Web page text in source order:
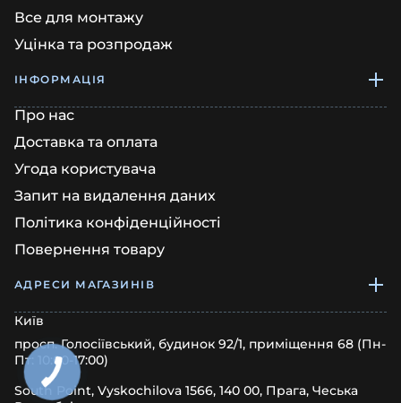
Все для монтажу
Уцінка та розпродаж
ІНФОРМАЦІЯ
Про нас
Доставка та оплата
Угода користувача
Запит на видалення даних
Політика конфіденційності
Повернення товару
АДРЕСИ МАГАЗИНІВ
Київ
просп. Голосіївський, будинок 92/1, приміщення 68 (Пн-
Пт: 10:00-17:00)
South Point, Vyskochilova 1566, 140 00, Прага, Чеська